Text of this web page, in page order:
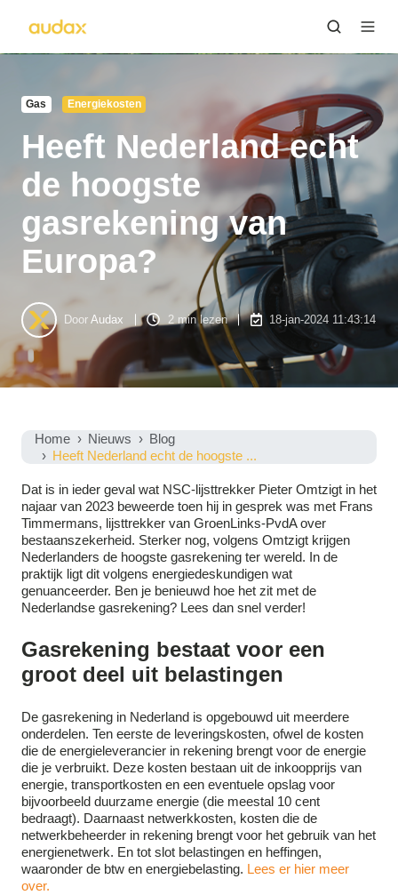
Gas Energiekosten
Heeft Nederland echt
de hoogste
gasrekening van
Europa?
DoorAudax 2 min lezen 18-jan-2024 11:43:14
Home Nieuws
Blog
Heeft Nederland echt de hoogste ...
Dat is in ieder geval wat NSC-lijsttrekker Pieter Omtzigt in het
najaar van 2023 beweerde toen hij in gesprek was met Frans
Timmermans, lijsttrekker van GroenLinks-PvdA over
bestaanszekerheid. Sterker nog, volgens Omtzigt krijgen
Nederlanders de hoogste gasrekening ter wereld. In de
praktijk ligt dit volgens energiedeskundigen wat
genuanceerder. Ben je benieuwd hoe het zit met de
Nederlandse gasrekening? Lees dan snel verder!
Gasrekening bestaat voor een
groot deel uit belastingen
De gasrekening in Nederland is opgebouwd uit meerdere
onderdelen. Ten eerste de leveringskosten, ofwel de kosten
die de energieleverancier in rekening brengt voor de energie
die je verbruikt. Deze kosten bestaan uit de inkoopprijs van
energie, transportkosten en een eventuele opslag voor
bijvoorbeeld duurzame energie (die meestal 10 cent
bedraagt). Daarnaast netwerkkosten, kosten die de
netwerkbeheerder in rekening brengt voor het gebruik van het
energienetwerk. En tot slot belastingen en heffingen,
waaronder de btw en energiebelasting. Lees er hier meer
over.